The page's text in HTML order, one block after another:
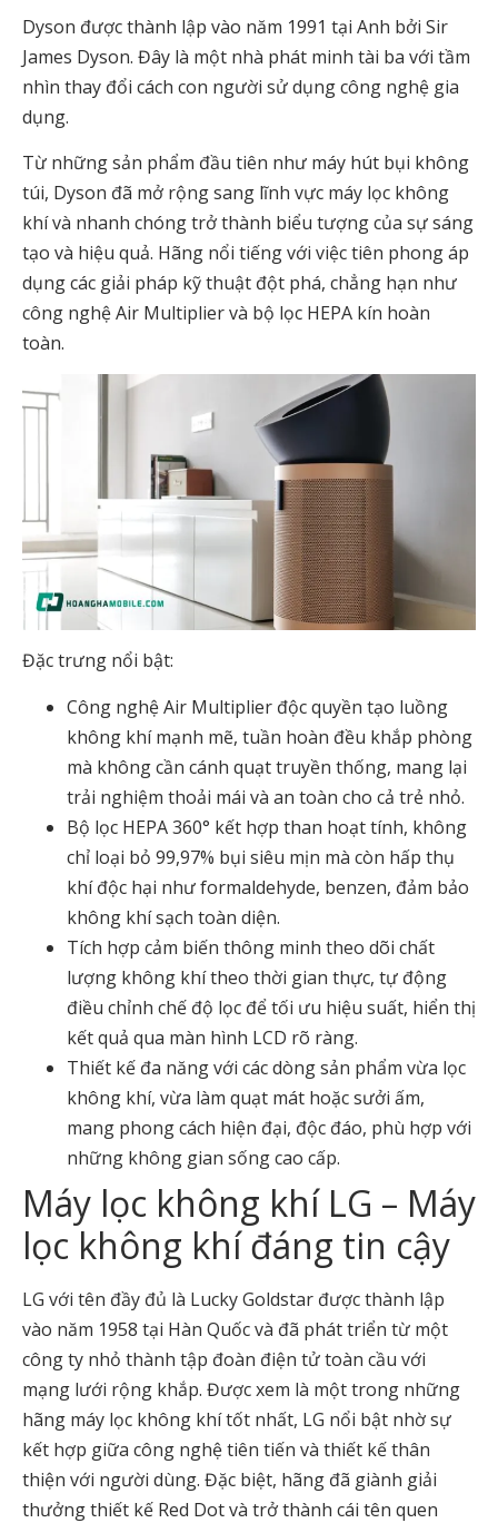
Dyson được thành lập vào năm 1991 tại Anh bởi Sir
James Dyson. Đây là một nhà phát minh tài ba với tầm
nhìn thay đổi cách con người sử dụng công nghệ gia
dụng.
Từ những sản phẩm đầu tiên như máy hút bụi không
túi, Dyson đã mở rộng sang lĩnh vực máy lọc không
khí và nhanh chóng trở thành biểu tượng của sự sáng
tạo và hiệu quả. Hãng nổi tiếng với việc tiên phong áp
dụng các giải pháp kỹ thuật đột phá, chẳng hạn như
công nghệ Air Multiplier và bộ lọc HEPA kín hoàn
toàn.
Đặc trưng nổi bật:
Công nghệ Air Multiplier độc quyền tạo luồng
không khí mạnh mẽ, tuần hoàn đều khắp phòng
mà không cần cánh quạt truyền thống, mang lại
trải nghiệm thoải mái và an toàn cho cả trẻ nhỏ.
Bộ lọc HEPA 360° kết hợp than hoạt tính, không
chỉ loại bỏ 99,97% bụi siêu mịn mà còn hấp thụ
khí độc hại như formaldehyde, benzen, đảm bảo
không khí sạch toàn diện.
Tích hợp cảm biến thông minh theo dõi chất
lượng không khí theo thời gian thực, tự động
điều chỉnh chế độ lọc để tối ưu hiệu suất, hiển thị
kết quả qua màn hình LCD rõ ràng.
Thiết kế đa năng với các dòng sản phẩm vừa lọc
không khí, vừa làm quạt mát hoặc sưởi ấm,
mang phong cách hiện đại, độc đáo, phù hợp với
những không gian sống cao cấp.
Máy lọc không khí LG – Máy
lọc không khí đáng tin cậy
LG với tên đầy đủ là Lucky Goldstar được thành lập
vào năm 1958 tại Hàn Quốc và đã phát triển từ một
công ty nhỏ thành tập đoàn điện tử toàn cầu với
mạng lưới rộng khắp. Được xem là một trong những
hãng máy lọc không khí tốt nhất, LG nổi bật nhờ sự
kết hợp giữa công nghệ tiên tiến và thiết kế thân
thiện với người dùng. Đặc biệt, hãng đã giành giải
thưởng thiết kế Red Dot và trở thành cái tên quen